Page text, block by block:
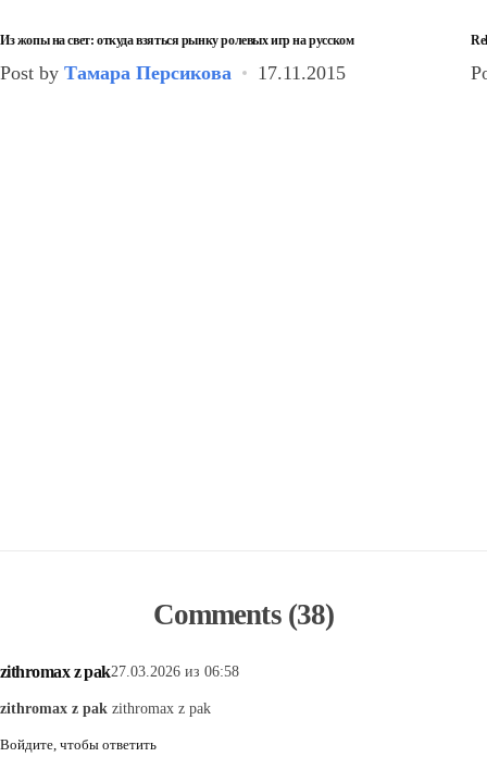
Из жопы на свет: откуда взяться рынку ролевых игр на русском
Post by Тамара Персикова 17.11.2015
Comments (38)
zithromax z pak27.03.2026 из 06:58
zithromax z pak zithromax z pak
Войдите, чтобы ответить